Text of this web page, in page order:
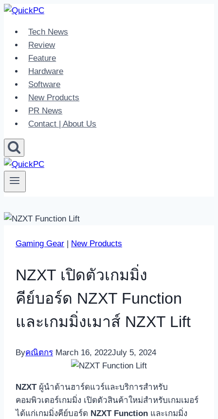
Skip
contentTech News
Review
Feature
Hardware
Software
New Products
PR News
Contact | About Us
Gaming Gear | New Products
NZXT เปิดตัวเกมมิ่ง
คีย์บอร์ด NZXT Function
และเกมมิ่งเมาส์ NZXT Lift
Byคณิตกร March 16, 2022July 5, 2024
NZXTผู้นำด้านฮาร์ดแวร์และบริการสำหรับ
คอมพิวเตอร์เกมมิ่ง เปิดตัวสินค้าใหม่สำหรับเกมเมอร์
ได้แก่เกมมิ่งคีย์บอร์ด NZXT Function และเกมมิ่ง